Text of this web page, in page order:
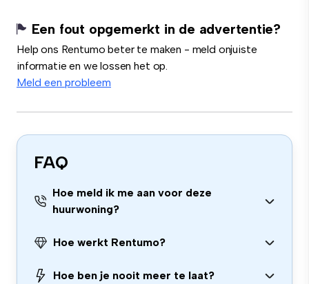
Een fout opgemerkt in de advertentie?
Help ons Rentumo beter te maken - meld onjuiste
informatie en we lossen het op.
Meld een probleem
FAQ
Hoe meld ik me aan voor deze
huurwoning?
Hoe werkt Rentumo?
Hoe ben je nooit meer te laat?